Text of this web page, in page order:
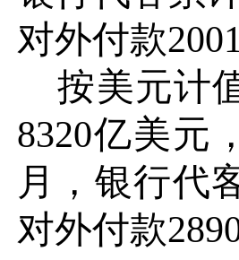
对外付款
按美元计
8320亿美元
月，银行代
对外付款